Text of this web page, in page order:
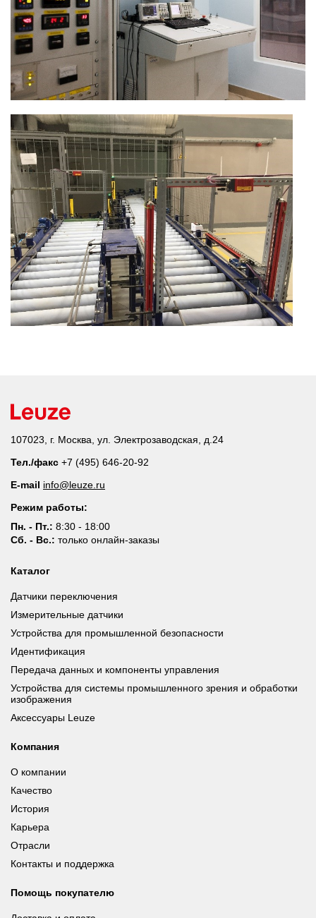
107023, г. Москва, ул. Электрозаводская, д.24
Тел./факс +7 (495) 646-20-92
E-mail info@leuze.ru
Режим работы:
Пн. - Пт.: 8:30 - 18:00
Сб. - Вс.: только онлайн-заказы
Каталог
Датчики переключения
Измерительные датчики
Устройства для промышленной безопасности
Идентификация
Передача данных и компоненты управления
Устройства для системы промышленного зрения и обработки
изображения
Аксессуары Leuze
Компания
О компании
Качество
История
Карьера
Отрасли
Контакты и поддержка
Помощь покупателю